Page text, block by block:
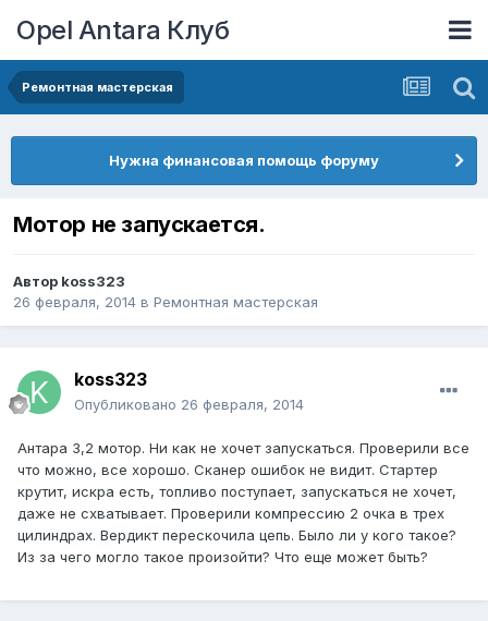
Opel Antara Клуб
Ремонтная мастерская
Нужна финансовая помощь форуму
Мотор не запускается.
Автор koss323
26 февраля, 2014 в Ремонтная мастерская
koss323
Опубликовано 26 февраля, 2014
Антара 3,2 мотор. Ни как не хочет запускаться. Проверили все
что можно, все хорошо. Сканер ошибок не видит. Стартер
крутит, искра есть, топливо поступает, запускаться не хочет,
даже не схватывает. Проверили компрессию 2 очка в трех
цилиндрах. Вердикт перескочила цепь. Было ли у кого такое?
Из за чего могло такое произойти? Что еще может быть?